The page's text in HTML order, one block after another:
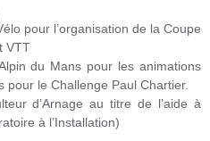
pour l’organisation de la Coupe
VTT
du Mans pour les animations
pour le Challenge Paul Chartier.
d’Arnage au titre de l’aide à
à l’Installation)